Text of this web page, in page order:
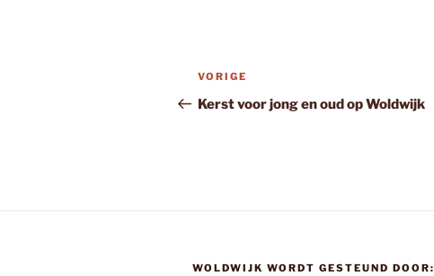
Bericht
navigatie
Vorig
bericht
VORIGE
Kerst voor jong en oud op Woldwijk
WOLDWIJK WORDT GESTEUND DOOR: